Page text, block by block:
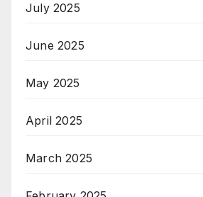
July 2025
June 2025
May 2025
April 2025
March 2025